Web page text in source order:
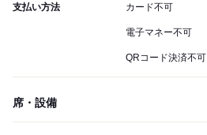
支払い方法 カード不可
電子マネー不可
QRコード決済不可
席・設備